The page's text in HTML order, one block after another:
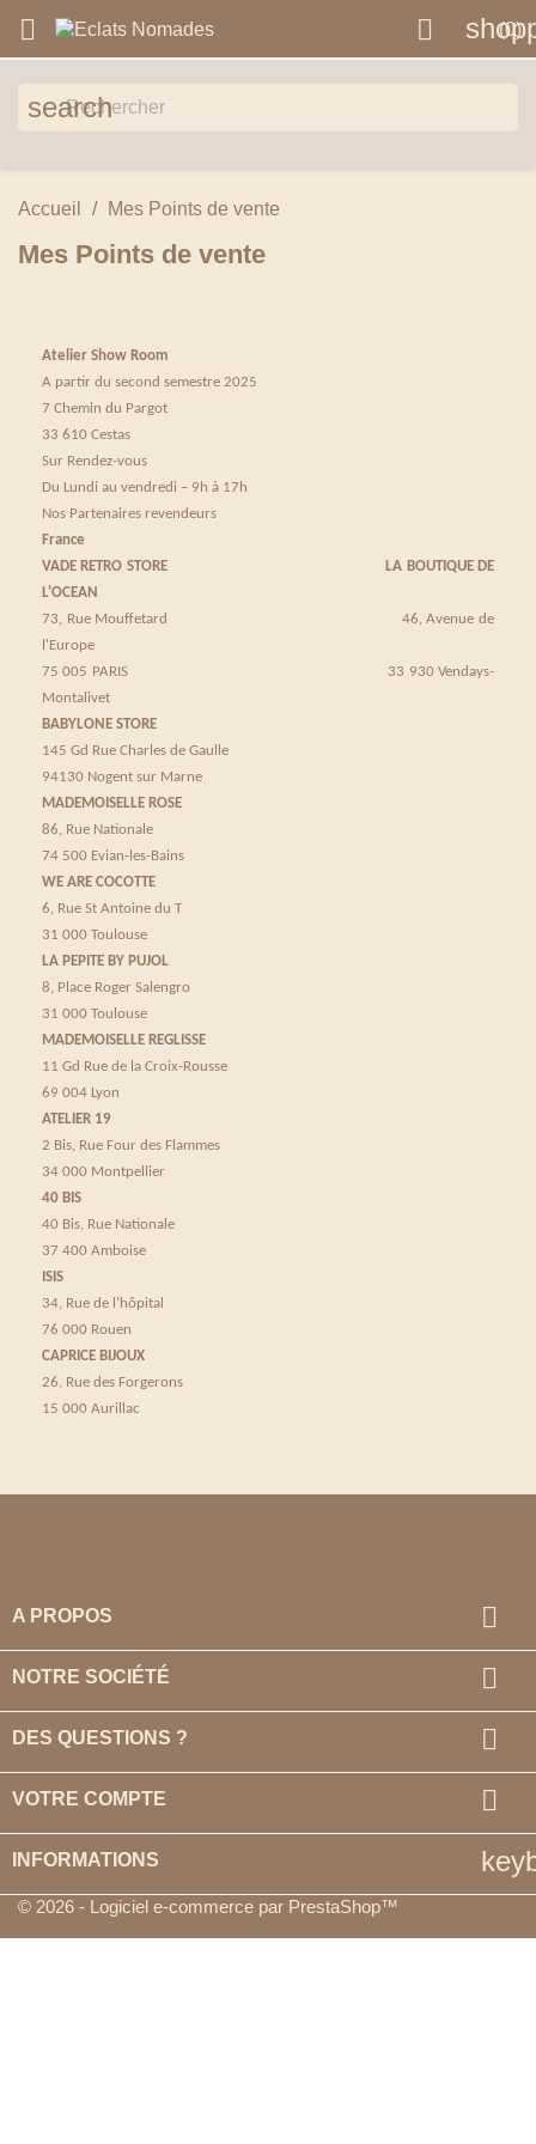
 (0)

search
Accueil Mes Points de vente
Mes Points de vente
Atelier Show Room
A partir du second semestre 2025
7 Chemin du Pargot
33 610 Cestas
Sur Rendez-vous
Du Lundi au vendredi – 9h à 17h
Nos Partenaires revendeurs
France
VADE RETRO STORE
LA BOUTIQUE DE
L'OCEAN
73, Rue Mouffetard 46, Avenue de
l'Europe
75 005 PARIS 33 930 Vendays-
Montalivet
BABYLONE STORE
145 Gd Rue Charles de Gaulle
94130 Nogent sur Marne
MADEMOISELLE ROSE
86, Rue Nationale
74 500 Evian-les-Bains
WE ARE COCOTTE
6, Rue St Antoine du T
31 000 Toulouse
LA PEPITE BY PUJOL
8, Place Roger Salengro
31 000 Toulouse
MADEMOISELLE REGLISSE
11 Gd Rue de la Croix-Rousse
69 004 Lyon
ATELIER 19
2 Bis, Rue Four des Flammes
34 000 Montpellier
40 BIS
40 Bis, Rue Nationale
37 400 Amboise
ISIS
34, Rue de l’hôpital
76 000 Rouen
CAPRICE BIJOUX
26, Rue des Forgerons
15 000 Aurillac
A PROPOS 
NOTRE SOCIÉTÉ 
DES QUESTIONS ? 
VOTRE COMPTE 
INFORMATIONS
© 2026 - Logiciel e-commerce par PrestaShop™